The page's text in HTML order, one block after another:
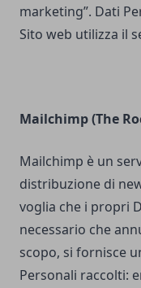
marketing”. Dati
Sito web utilizza il
Mailchimp (The
Mailchimp è un
distribuzione di
voglia che i propri
necessario che
scopo, si fornisce
Personali raccolti: